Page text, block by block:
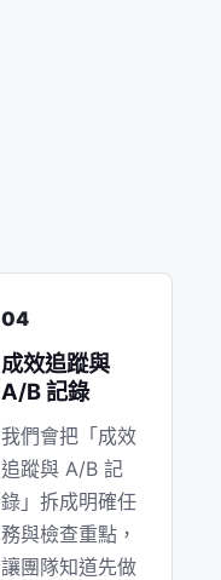
04
成效追蹤與
A/B 記錄
我們會把「成效
追蹤與 A/B 記
錄」拆成明確任
務與檢查重點，
讓團隊知道先做